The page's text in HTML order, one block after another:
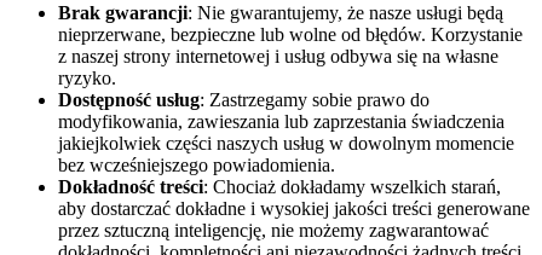
Brak gwarancji: Nie gwarantujemy, że nasze usługi będą
nieprzerwane, bezpieczne lub wolne od błędów. Korzystanie
z naszej strony internetowej i usług odbywa się na własne
ryzyko.
Dostępność usług: Zastrzegamy sobie prawo do
modyfikowania, zawieszania lub zaprzestania świadczenia
jakiejkolwiek części naszych usług w dowolnym momencie
bez wcześniejszego powiadomienia.
Dokładność treści: Chociaż dokładamy wszelkich starań,
aby dostarczać dokładne i wysokiej jakości treści generowane
przez sztuczną inteligencję, nie możemy zagwarantować